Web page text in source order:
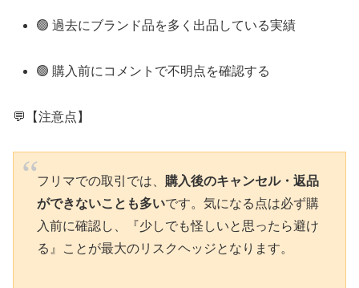
🟢 過去にブランド品を多く出品している実績
🟢 購入前にコメントで不明点を確認する
💬【注意点】
フリマでの取引では、 購入後のキャンセル・返品
ができないことも多いです。気になる点は必ず購
入前に確認し、『少しでも怪しいと思ったら避け
る』ことが最大のリスクヘッジとなります。